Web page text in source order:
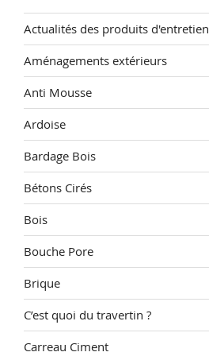
Actualités des produits d'entretien
Aménagements extérieurs
Anti Mousse
Ardoise
Bardage Bois
Bétons Cirés
Bois
Bouche Pore
Brique
C’est quoi du travertin ?
Carreau Ciment